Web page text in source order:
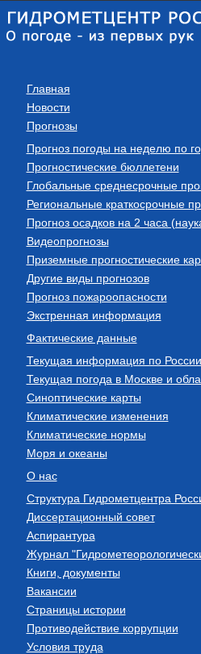
Главная
Новости
Прогнозы
Прогноз погоды на неделю по
Прогностические бюллетени
Глобальные среднесрочные
Региональные краткосрочные
Прогноз осадков на 2 часа
Видеопрогнозы
Приземные прогностические
Другие виды прогнозов
Прогноз пожароопасности
Экстренная информация
Фактические данные
Текущая информация по
Текущая погода в Москве и
Синоптические карты
Климатические изменения
Климатические нормы
Моря и океаны
О нас
Структура Гидрометцентра
Диссертационный совет
Аспирантура
Журнал
Книги, документы
Вакансии
Страницы истории
Противодействие коррупции
Условия труда